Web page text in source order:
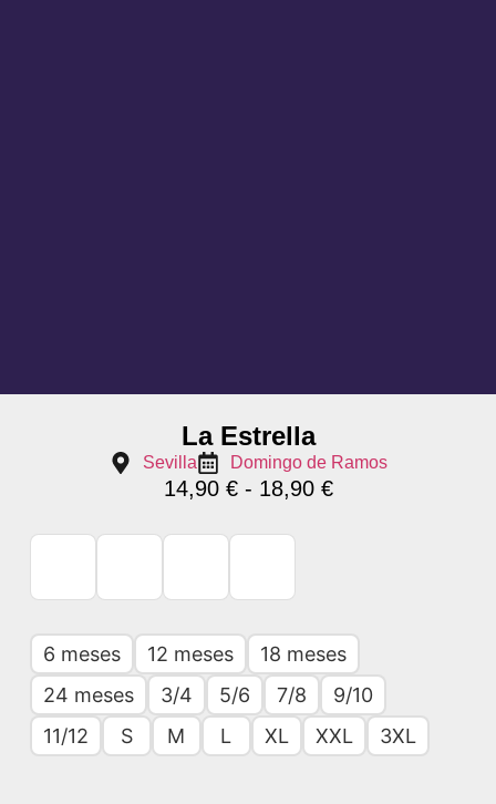
La Estrella
Sevilla Domingo de Ramos
14,90 € - 18,90 €
6 meses 12 meses
18 meses
24 meses
3/4 5/6 7/8
9/10
11/12
S M L XL XXL 3XL